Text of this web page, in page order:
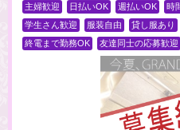
主婦歓迎
日払いOK 週払いOK 時
学生さん歓迎
服装自由 貸し服あり
終電まで勤務OK
友達同士の応募歓迎